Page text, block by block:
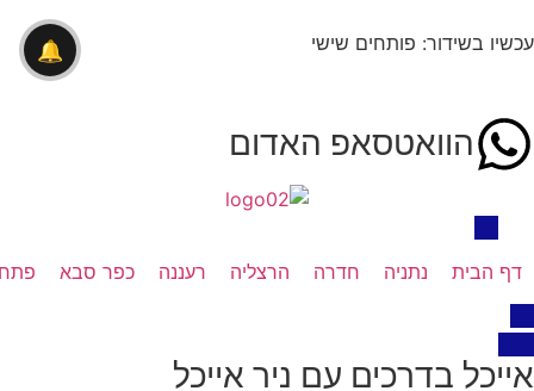
עכשיו בשידור: פותחים שישי
הוואטסאפ האדום
דף הבית נתניה חדרה הרצליה רעננה כפר סבא
אייכל בדרכים עם ניר אייכל
🔔